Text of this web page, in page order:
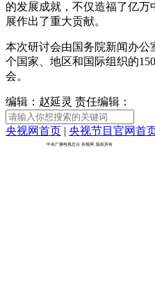
大国智造 大国展会
CCTV.节目官网
的发展成就，不仅造福了亿
展作出了重大贡献。
本次研讨会由国务院新闻办公
个国家、地区和国际组织的
会。
编辑：赵延灵 责任编辑：
央视网首页 | 央视节目官网首
中央广播电视总台 央视网 版权所有